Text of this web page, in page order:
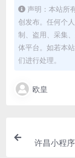
声明：本站所
创发布。任何个
制、盗用、采集
体平台。如若本
们进行处理。
欧皇
许昌小程